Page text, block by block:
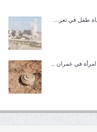
طفل في تعز ...
في عمران ...